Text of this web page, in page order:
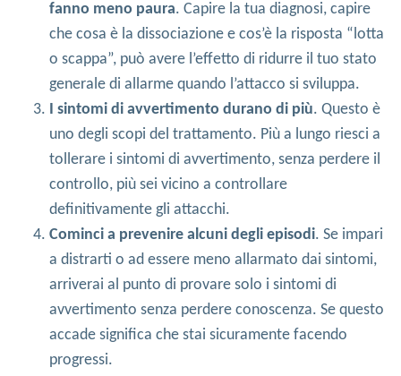
fanno meno paura. Capire la tua diagnosi, capire
che cosa è la dissociazione e cos’è la risposta “lotta
o scappa”, può avere l’effetto di ridurre il tuo stato
generale di allarme quando l’attacco si sviluppa.
I sintomi di avvertimento durano di più. Questo è
uno degli scopi del trattamento. Più a lungo riesci a
tollerare i sintomi di avvertimento, senza perdere il
controllo, più sei vicino a controllare
definitivamente gli attacchi.
Cominci a prevenire alcuni degli episodi. Se impari
a distrarti o ad essere meno allarmato dai sintomi,
arriverai al punto di provare solo i sintomi di
avvertimento senza perdere conoscenza. Se questo
accade significa che stai sicuramente facendo
progressi.